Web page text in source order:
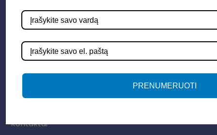
Vidaus apšvietimas
Informacija
Apie mus
Paslaugos
Kontaktai
PRENUMERUOTI